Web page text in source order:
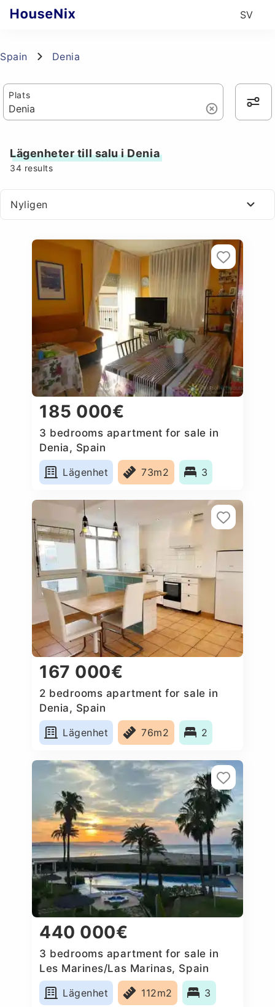
SV
Spain Denia
Plats
Lägenheter till salu i Denia
34 results
Nyligen
185 000€
3 bedrooms apartment for sale in
Denia, Spain
Lägenhet
73m2 3
167 000€
2 bedrooms apartment for sale in
Denia, Spain
Lägenhet
76m2 2
440 000€
3 bedrooms apartment for sale in
Les Marines/Las Marinas, Spain
Lägenhet
112m2 3